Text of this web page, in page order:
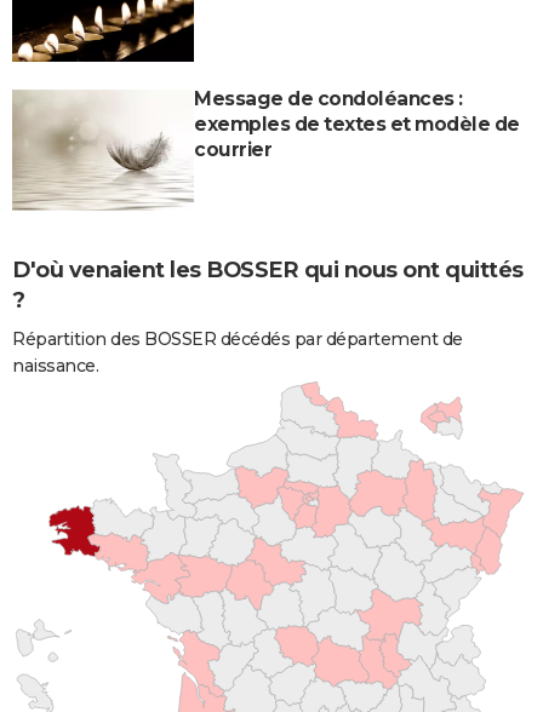
Message de condoléances :
exemples de textes et modèle de
courrier
D'où venaient les BOSSER qui nous ont quittés
?
Répartition des BOSSER décédés par département de
naissance.